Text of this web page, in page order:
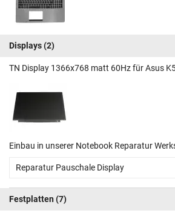
Displays(2)
TN Display 1366x768 matt 60Hz für Asus
Einbau in unserer Notebook Reparatur
Reparatur Pauschale Display
Festplatten (7)